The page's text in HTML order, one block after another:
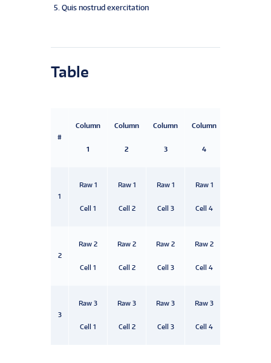
Quis nostrud exercitation
Table
#
Column
1
Column
2
Column
3
Column
4
1
Raw 1
Cell 1
Raw 1
Cell 2
Raw 1
Cell 3
Raw 1
Cell 4
2
Raw 2
Cell 1
Raw 2
Cell 2
Raw 2
Cell 3
Raw 2
Cell 4
3
Raw 3
Cell 1
Raw 3
Cell 2
Raw 3
Cell 3
Raw 3
Cell 4